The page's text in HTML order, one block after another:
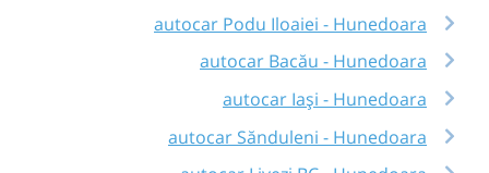
autocar Podu Iloaiei - Hunedoara
autocar Bacău - Hunedoara
autocar Iași - Hunedoara
autocar Sănduleni - Hunedoara